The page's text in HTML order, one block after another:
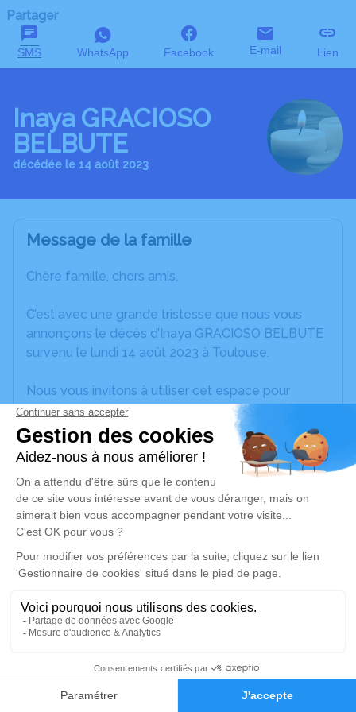
Faire-part Hommages
Partager
SMS WhatsApp Facebook E-mail Lien
Inaya GRACIOSO
BELBUTE
décédée le 14 août 2023
Message de la famille
Chère famille, chers amis,
C’est avec une grande tristesse que nous vous
annonçons le décès d’Inaya GRACIOSO BELBUTE
survenu le lundi 14 août 2023 à Toulouse.
Nous vous invitons à utiliser cet espace pour
laisser vos condoléances, partager des photos
souvenirs, une anecdote ou exprimer vos pensées
à travers des poèmes ou des textes. Cet endroit
est un lieu d'expression dédié à honorer la
mémoire d’Inaya GRACIOSO BELBUTE.
Un service de plantation d’arbre hommage est
Cérémonie civile
Crématorium du Cantomerle de Lavernose-
Lacasse